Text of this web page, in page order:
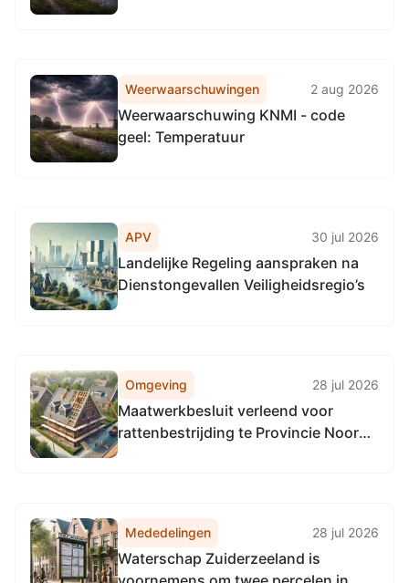
Weerwaarschuwingen 2 aug 2026
Weerwaarschuwing KNMI - code
geel: Temperatuur
APV 30 jul 2026
Landelijke Regeling aanspraken na
Dienstongevallen Veiligheidsregio’s
Omgeving 28 jul 2026
Maatwerkbesluit verleend voor
rattenbestrijding te Provincie Noord-
Mededelingen 28 jul 2026
Waterschap Zuiderzeeland is